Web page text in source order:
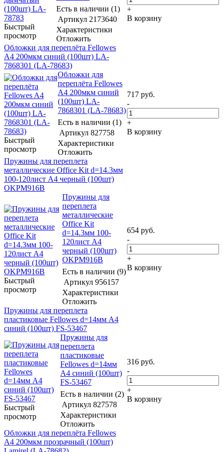
Быстрый
просмотр
Есть в наличии (1)
Артикул 2173640
Характеристики
Отложить
+
В корзину
Обложки для переплёта Fellowes
A4 200мкм синий (100шт) LA-
7868301 (LA-78683)
Быстрый
просмотр
Обложки для
переплёта Fellowes
A4 200мкм синий
(100шт) LA-
7868301 (LA-78683)
Есть в наличии (1)
Артикул 827758
Характеристики
Отложить
717 руб.
-
+
В корзину
Пружины для переплета
металлические Office Kit d=14.3мм
100-120лист A4 черный (100шт)
OKPM916B
Быстрый
просмотр
Пружины для
переплета
металлические
Office Kit
d=14.3мм 100-
120лист A4
черный (100шт)
OKPM916B
Есть в наличии (9)
Артикул 956157
Характеристики
Отложить
654 руб.
-
+
В корзину
Пружины для переплета
пластиковые Fellowes d=14мм A4
синий (100шт) FS-53467
Быстрый
просмотр
Пружины для
переплета
пластиковые
Fellowes d=14мм
A4 синий (100шт)
FS-53467
Есть в наличии (2)
Артикул 827578
Характеристики
Отложить
316 руб.
-
+
В корзину
Обложки для переплёта Fellowes
A4 200мкм прозрачный (100шт)